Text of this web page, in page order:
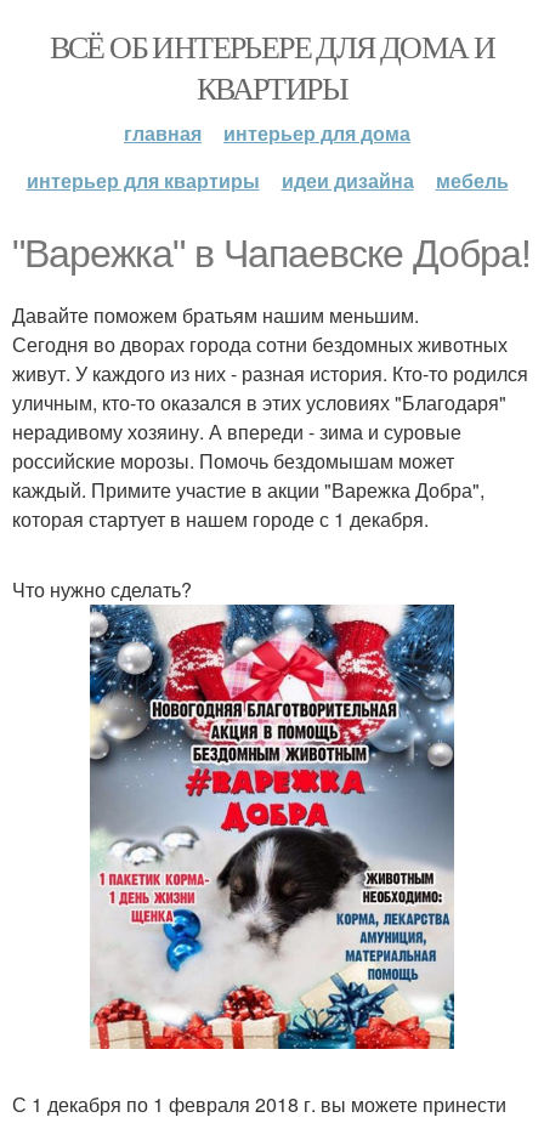
ВСЁ ОБ ИНТЕРЬЕРЕ ДЛЯ ДОМА И
КВАРТИРЫ
главная
интерьер для дома
интерьер для квартиры
идеи дизайна мебель
"Варежка" в Чапаевске Добра!
Давайте поможем братьям нашим меньшим.
Сегодня во дворах города сотни бездомных животных
живут. У каждого из них - разная история. Кто-то родился
уличным, кто-то оказался в этих условиях "Благодаря"
нерадивому хозяину. А впереди - зима и суровые
российские морозы. Помочь бездомышам может
каждый. Примите участие в акции "Варежка Добра",
которая стартует в нашем городе с 1 декабря.
Что нужно сделать?
С 1 декабря по 1 февраля 2018 г. вы можете принести